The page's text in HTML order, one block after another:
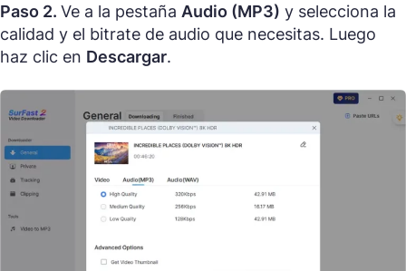
Paso 2. Ve a la pestaña Audio (MP3) y selecciona la
calidad y el bitrate de audio que necesitas. Luego
haz clic en Descargar.